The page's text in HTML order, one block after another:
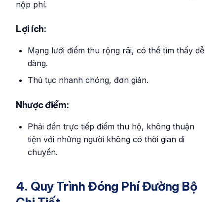
nộp phí.
Lợi ích:
Mạng lưới điểm thu rộng rãi, có thể tìm thấy dễ
dàng.
Thủ tục nhanh chóng, đơn giản.
Nhược điểm:
Phải đến trực tiếp điểm thu hộ, không thuận
tiện với những người không có thời gian di
chuyển.
4. Quy Trình Đóng Phí Đường Bộ